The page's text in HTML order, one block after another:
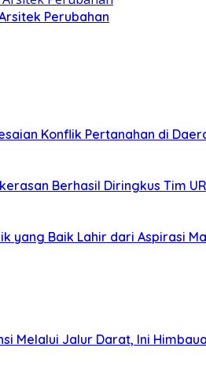
Perubahan
Konflik Pertanahan di
Berhasil Diringkus Tim
yang Baik Lahir dari Aspirasi
Melalui Jalur Darat, Ini